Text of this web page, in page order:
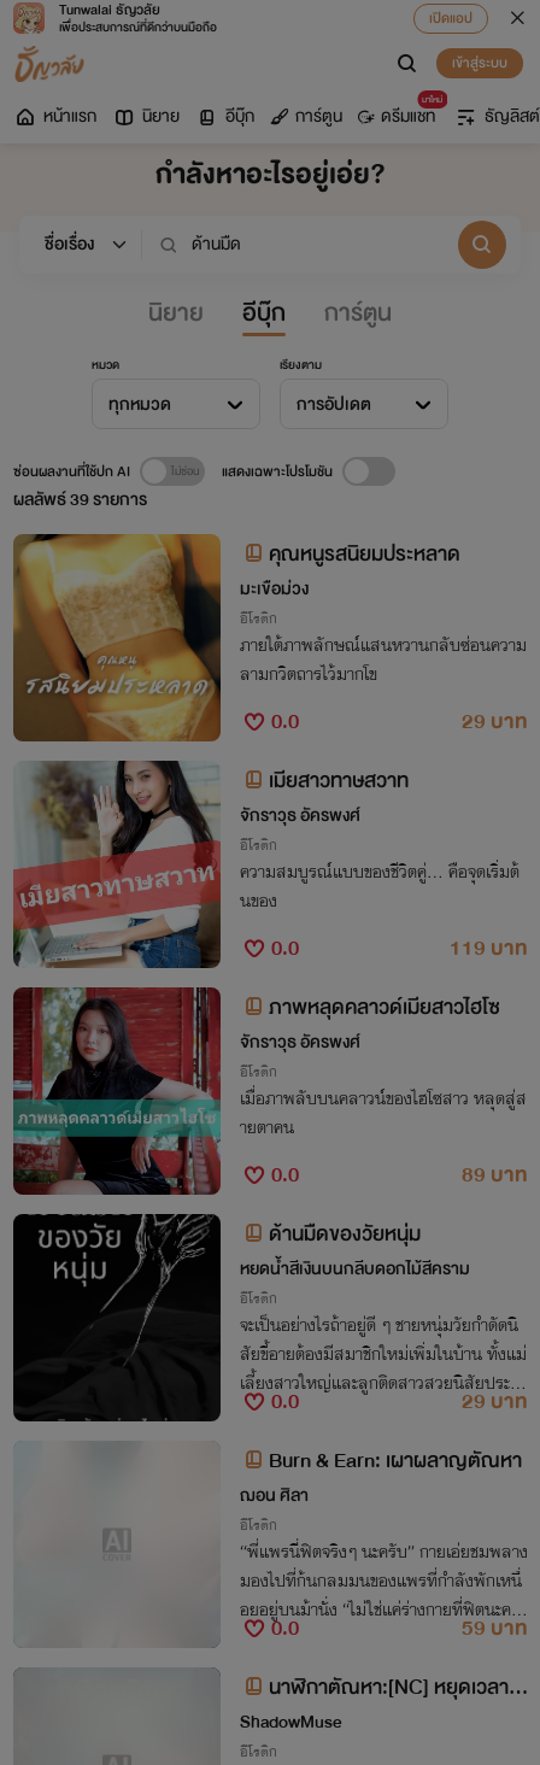
Tunwalai ธัญวลัย
เพื่อประสบการณ์ที่ดีกว่าบนมือถือ
เปิดแอป
เข้าสู่ระบบ
หน้าแรก นิยาย อีบุ๊ก การ์ตูน
มาใหม่
ดรีมแชท ธัญลิสต์
กำลังหาอะไรอยู่เอ่ย?
นิยาย อีบุ๊ก การ์ตูน
หมวด
ทุกหมวด
เรียงตาม
การอัปเดต
ผลลัพธ์39รายการ
ซ่อนผลงานที่ใช้ปก AI แสดงเฉพาะโปรโมชัน
คุณหนูรสนิยมประหลาด
มะเขือม่วง
อีโรติก
ภายใต้ภาพลักษณ์แสนหวานกลับซ่อนความ
ลามกวิตถารไว้มากโข
0.0
29 บาท
เมียสาวทาษสวาท
จักราวุธ อัครพงศ์
อีโรติก
ความสมบูรณ์แบบของชีวิตคู่… คือจุดเริ่มต้
นของ
0.0
119 บาท
ภาพหลุดคลาวด์เมียสาวไฮโซ
จักราวุธ อัครพงศ์
อีโรติก
เมื่อภาพลับบนคลาวน์ของไฮโซสาว หลุดสู่ส
ายตาคน
0.0
89 บาท
ด้านมืดของวัยหนุ่ม
หยดน้ำสีเงินบนกลีบดอกไม้สีคราม
อีโรติก
จะเป็นอย่างไรถ้าอยู่ดี ๆ ชายหนุ่มวัยกำดัดนิ
สัยขี้อายต้องมีสมาชิกใหม่เพิ่มในบ้าน ทั้งแม่
เลี้ยงสาวใหญ่และลูกติดสาวสวยนิสัยประห
ลาด เขาจะจัดการกับความรู้สึกและความต้อง
0.0
29 บาท
Burn & Earn: เผาผลาญตัณหา
ฌอน ศิลา
อีโรติก
“พี่แพรนี่ฟิตจริงๆ นะครับ” กายเอ่ยชมพลาง
มองไปที่ก้นกลมมนของแพรที่กำลังพักเหนื่
อยอยู่บนม้านั่ง “ไม่ใช่แค่ร่างกายที่ฟิตนะครั
บ... แต่พี่แพรมีความเซ็กซี่ที่ธรรมชาติให้มา
0.0
59 บาท
นาฬิกาตัณหา:[NC] หยุดเวลาล่
าสวาท
ShadowMuse
อีโรติก